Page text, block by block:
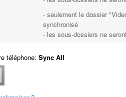
- seulement le dossier
synchronisé
- les sous-dossiers ne
téléphone:Sync All